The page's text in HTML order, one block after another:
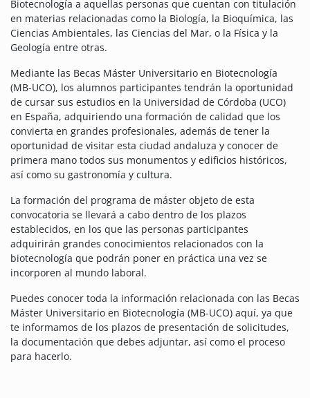
Biotecnología a aquellas personas que cuentan con titulación
en materias relacionadas como la Biología, la Bioquímica, las
Ciencias Ambientales, las Ciencias del Mar, o la Física y la
Geología entre otras.
Mediante las Becas Máster Universitario en Biotecnología
(MB-UCO), los alumnos participantes tendrán la oportunidad
de cursar sus estudios en la Universidad de Córdoba (UCO)
en España, adquiriendo una formación de calidad que los
convierta en grandes profesionales, además de tener la
oportunidad de visitar esta ciudad andaluza y conocer de
primera mano todos sus monumentos y edificios históricos,
así como su gastronomía y cultura.
La formación del programa de máster objeto de esta
convocatoria se llevará a cabo dentro de los plazos
establecidos, en los que las personas participantes
adquirirán grandes conocimientos relacionados con la
biotecnología que podrán poner en práctica una vez se
incorporen al mundo laboral.
Puedes conocer toda la información relacionada con las Becas
Máster Universitario en Biotecnología (MB-UCO) aquí, ya que
te informamos de los plazos de presentación de solicitudes,
la documentación que debes adjuntar, así como el proceso
para hacerlo.